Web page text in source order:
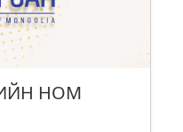
НОМ